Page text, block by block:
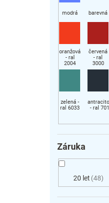
Záruka
20 let 48